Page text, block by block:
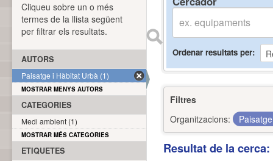
Ordenar resultats per
Filtres
Organitzacions:
Resultat de la
Cliqueu sobre un o més
termes de la llista següent
per filtrar els resultats.
AUTORS
Paisatge i Hàbitat Urbà (1)
MOSTRAR MENYS AUTORS
CATEGORIES
Medi ambient (1)
MOSTRAR MÉS CATEGORIES
ETIQUETES